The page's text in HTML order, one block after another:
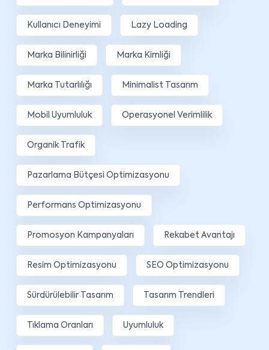
Kullanıcı Deneyimi Lazy Loading
Marka Bilinirliği Marka Kimliği
Marka Tutarlılığı Minimalist Tasarım
Mobil Uyumluluk Operasyonel Verimlilik
Organik Trafik
Pazarlama Bütçesi Optimizasyonu
Performans Optimizasyonu
Promosyon Kampanyaları Rekabet Avantajı
Resim Optimizasyonu SEO Optimizasyonu
Sürdürülebilir Tasarım Tasarım Trendleri
Tıklama Oranları Uyumluluk